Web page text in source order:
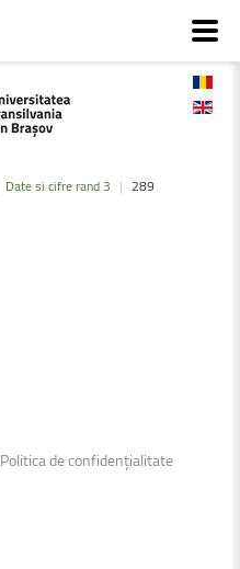
Date si cifre rand 3 | 289
Politica de confidențialitate